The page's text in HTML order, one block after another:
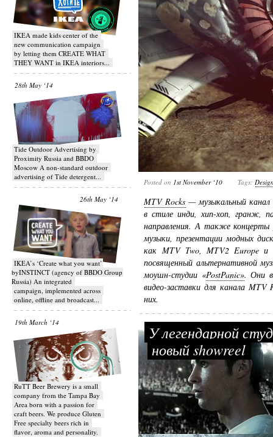
IKEA made kids center of the
new communication campaign
by letting them CREATE WHAT
THEY WANT in IKEA interiors...
28th May ‘14
Tide Outdoor Advertising by
Proximity Russia and BBDO
Moscow A non-standard outdoor
advertising of Tide detergent...
26th May ‘14
IKEA’s ‘Create what you want’
byINSTINCT (agency of BBDO Group
Russia) An integrated
campaign, implemented across
online, offline and broadcast...
19th March ‘14
RuTT Beer Brewery is a small
company from the Tampa Bay
Area born with a passion for
craft beers. We produce Gluten
Free specialty beers rich in
flavor, aroma and personality.
Posted on 1st November ‘10 Tags:
MTV Rocks — музыкальный
в стиле инди, хип-хоп, гранж,
направления. А также концерты
музыки, презентации модных
как MTV Two, MTV2 Europe и
посвященный альтернативной
моушн-студии «PostPanic». Они в
видео-заставки для канала
них.
У легендарной
новый showreel